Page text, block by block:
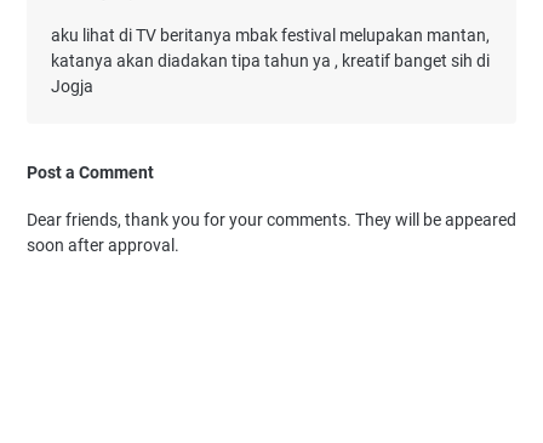
aku lihat di TV beritanya mbak festival melupakan mantan,
katanya akan diadakan tipa tahun ya , kreatif banget sih di
Jogja
Post a Comment
Dear friends, thank you for your comments. They will be appeared
soon after approval.